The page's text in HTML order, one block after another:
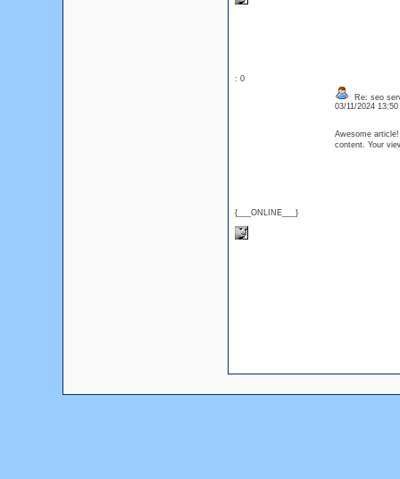
: 0
{___ONLINE___}
Re: seo
03/11/2024
Awesome
content. Your